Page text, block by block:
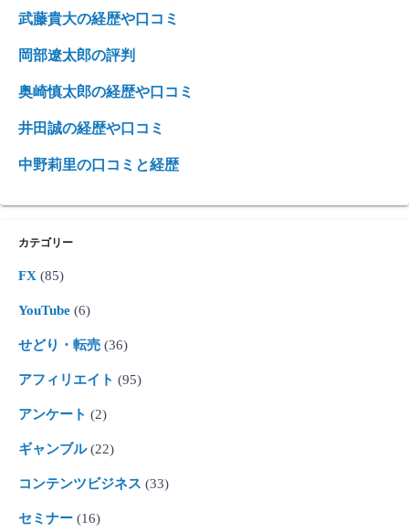
武藤貴大の経歴や口コミ
岡部遼太郎の評判
奥崎慎太郎の経歴や口コミ
井田誠の経歴や口コミ
中野莉里の口コミと経歴
カテゴリー
FX (85)
YouTube (6)
せどり・転売 (36)
アフィリエイト (95)
アンケート (2)
ギャンブル(22)
コンテンツビジネス (33)
セミナー (16)